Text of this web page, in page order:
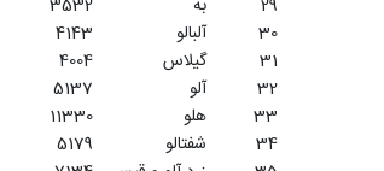
4143 آلبالو
30
4004 گیلاس
31
5137 آلو
32
11330 هلو
33
5179 شفتالو
34